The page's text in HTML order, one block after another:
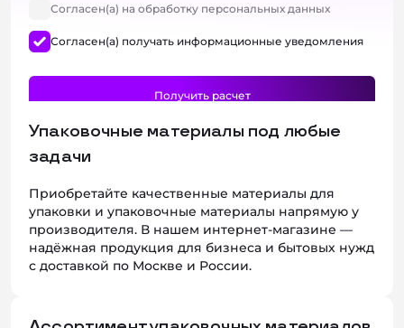
Согласен(а) на обработку персональных данных
Согласен(а) получать информационные уведомления
Упаковочные материалы под любые
задачи
Приобретайте качественные материалы для
упаковки и упаковочные материалы напрямую у
производителя. В нашем интернет‑магазине —
надёжная продукция для бизнеса и бытовых нужд
с доставкой по Москве и России.